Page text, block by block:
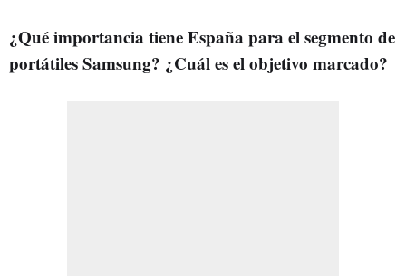
¿Qué importancia tiene España para el segmento de
portátiles Samsung? ¿Cuál es el objetivo marcado?